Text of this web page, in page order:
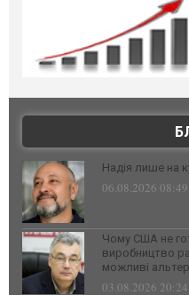
Надія лише на
06.08.2026 08:49
Чому США не
виробництво
можливі
03.08.2026 20:24